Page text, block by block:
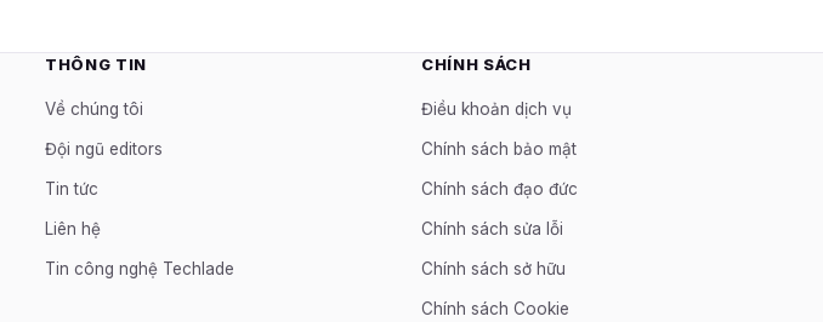
THÔNG TIN
Về chúng tôi
Đội ngũ editors
Tin tức
Liên hệ
Tin công nghệ Techlade
CHÍNH SÁCH
Điều khoản dịch vụ
Chính sách bảo mật
Chính sách đạo đức
Chính sách sửa lỗi
Chính sách sở hữu
Chính sách Cookie